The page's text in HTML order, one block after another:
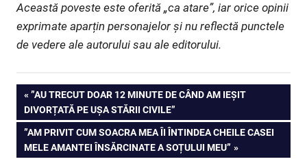
Această poveste este oferită „ca atare”, iar orice opinii
exprimate aparțin personajelor și nu reflectă punctele
de vedere ale autorului sau ale editorului.
Navigare
în
articole
PREVIOUS
POST:
”AU TRECUT DOAR 12 MINUTE DE CÂND AM IEȘIT
DIVORȚATĂ PE UȘA STĂRII CIVILE”
NEXT
POST:
”AM PRIVIT CUM SOACRA MEA ÎI ÎNTINDEA CHEILE CASEI
MELE AMANTEI ÎNSĂRCINATE A SOȚULUI MEU”